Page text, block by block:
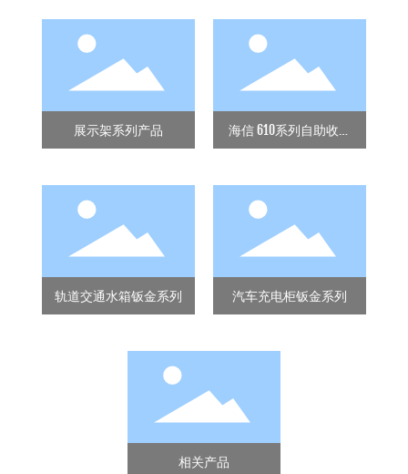
展示架系列产品
海信 610系列自助收款
机
轨道交通水箱钣金系列 汽车充电柜钣金系列
相关产品